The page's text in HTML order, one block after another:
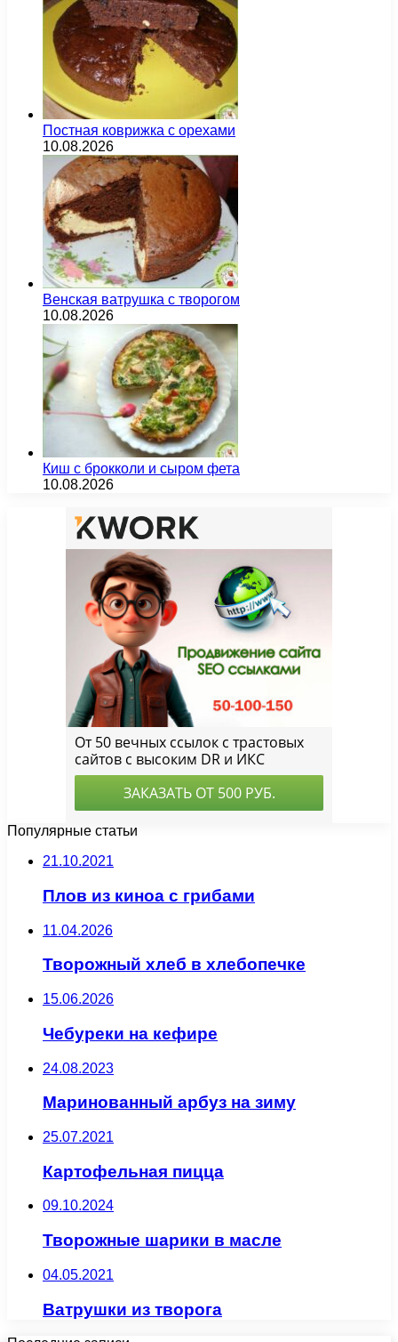
Постная коврижка с орехами
10.08.2026
Венская ватрушка с творогом
10.08.2026
Киш с брокколи и сыром фета
10.08.2026
Популярные статьи
21.10.2021
Плов из киноа с грибами
11.04.2026
Творожный хлеб в хлебопечке
15.06.2026
Чебуреки на кефире
24.08.2023
Маринованный арбуз на зиму
25.07.2021
Картофельная пицца
09.10.2024
Творожные шарики в масле
04.05.2021
Ватрушки из творога